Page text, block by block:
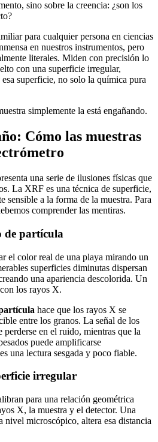
sino sobre la creencia: ¿son los
para cualquier persona en ciencias
en nuestros instrumentos, pero
literales. Miden con precisión lo
con una superficie irregular,
superficie, no solo la química pura
simplemente la está engañando.
Cómo las muestras
una serie de ilusiones físicas que
La XRF es una técnica de superficie,
sensible a la forma de la muestra. Para
comprender las mentiras.
de partícula
el color real de una playa mirando un
superficies diminutas dispersan
una apariencia descolorida. Un
los rayos X.
hace que los rayos X se
entre los granos. La señal de los
perderse en el ruido, mientras que la
puede amplificarse
una lectura sesgada y poco fiable.
irregular
para una relación geométrica
X, la muestra y el detector. Una
nivel microscópico, altera esa distancia